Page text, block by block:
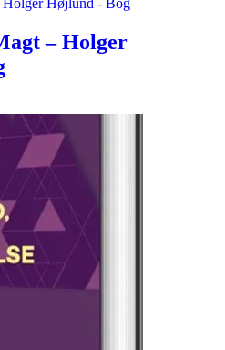
– Holger